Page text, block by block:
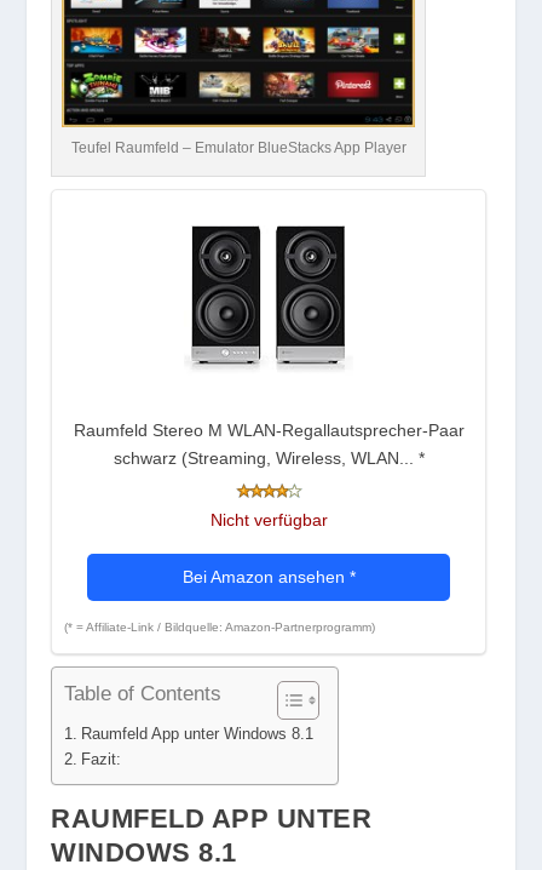
Teufel Raumfeld – Emulator BlueStacks App Player
Raumfeld Stereo M WLAN-Regallautsprecher-Paar
schwarz (Streaming, Wireless, WLAN... *
Nicht verfügbar
Bei Amazon ansehen *
(* = Affiliate-Link / Bildquelle: Amazon-Partnerprogramm)
Table of Contents
Raumfeld App unter Windows 8.1
Fazit:
RAUMFELD APP UNTER
WINDOWS 8.1